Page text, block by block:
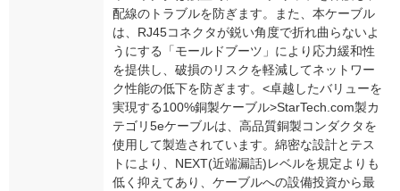
配線のトラブルを防ぎます。また、本ケーブル
は、RJ45コネクタが鋭い角度で折れ曲らないよ
うにする「モールドブーツ」により応力緩和性
を提供し、破損のリスクを軽減してネットワー
ク性能の低下を防ぎます。<卓越したバリューを
実現する100%銅製ケーブル>StarTech.com製カ
テゴリ5eケーブルは、高品質銅製コンダクタを
使用して製造されています。綿密な設計とテス
トにより、NEXT(近端漏話)レベルを規定よりも
低く抑えてあり、ケーブルへの設備投資から最